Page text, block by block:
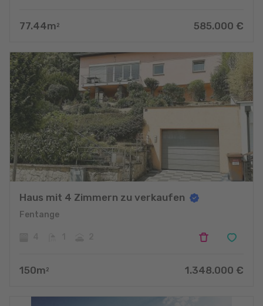
77.44m 2 585.000 €
Haus mit 4 Zimmern zu verkaufen
Fentange
150m 2 1.348.000 €